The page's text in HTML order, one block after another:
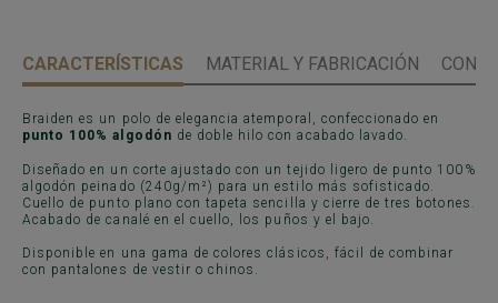
CARACTERÍSTICAS MATERIAL Y FABRICACIÓN
Braiden es un polo de elegancia atemporal, confeccionado en
punto 100% algodón de doble hilo con acabado lavado.
Diseñado en un corte ajustado con un tejido ligero de punto 100%
algodón peinado (240g/m²) para un estilo más sofisticado.
Cuello de punto plano con tapeta sencilla y cierre de tres botones.
Acabado de canalé en el cuello, los puños y el bajo.
Disponible en una gama de colores clásicos, fácil de combinar
con pantalones de vestir o chinos.